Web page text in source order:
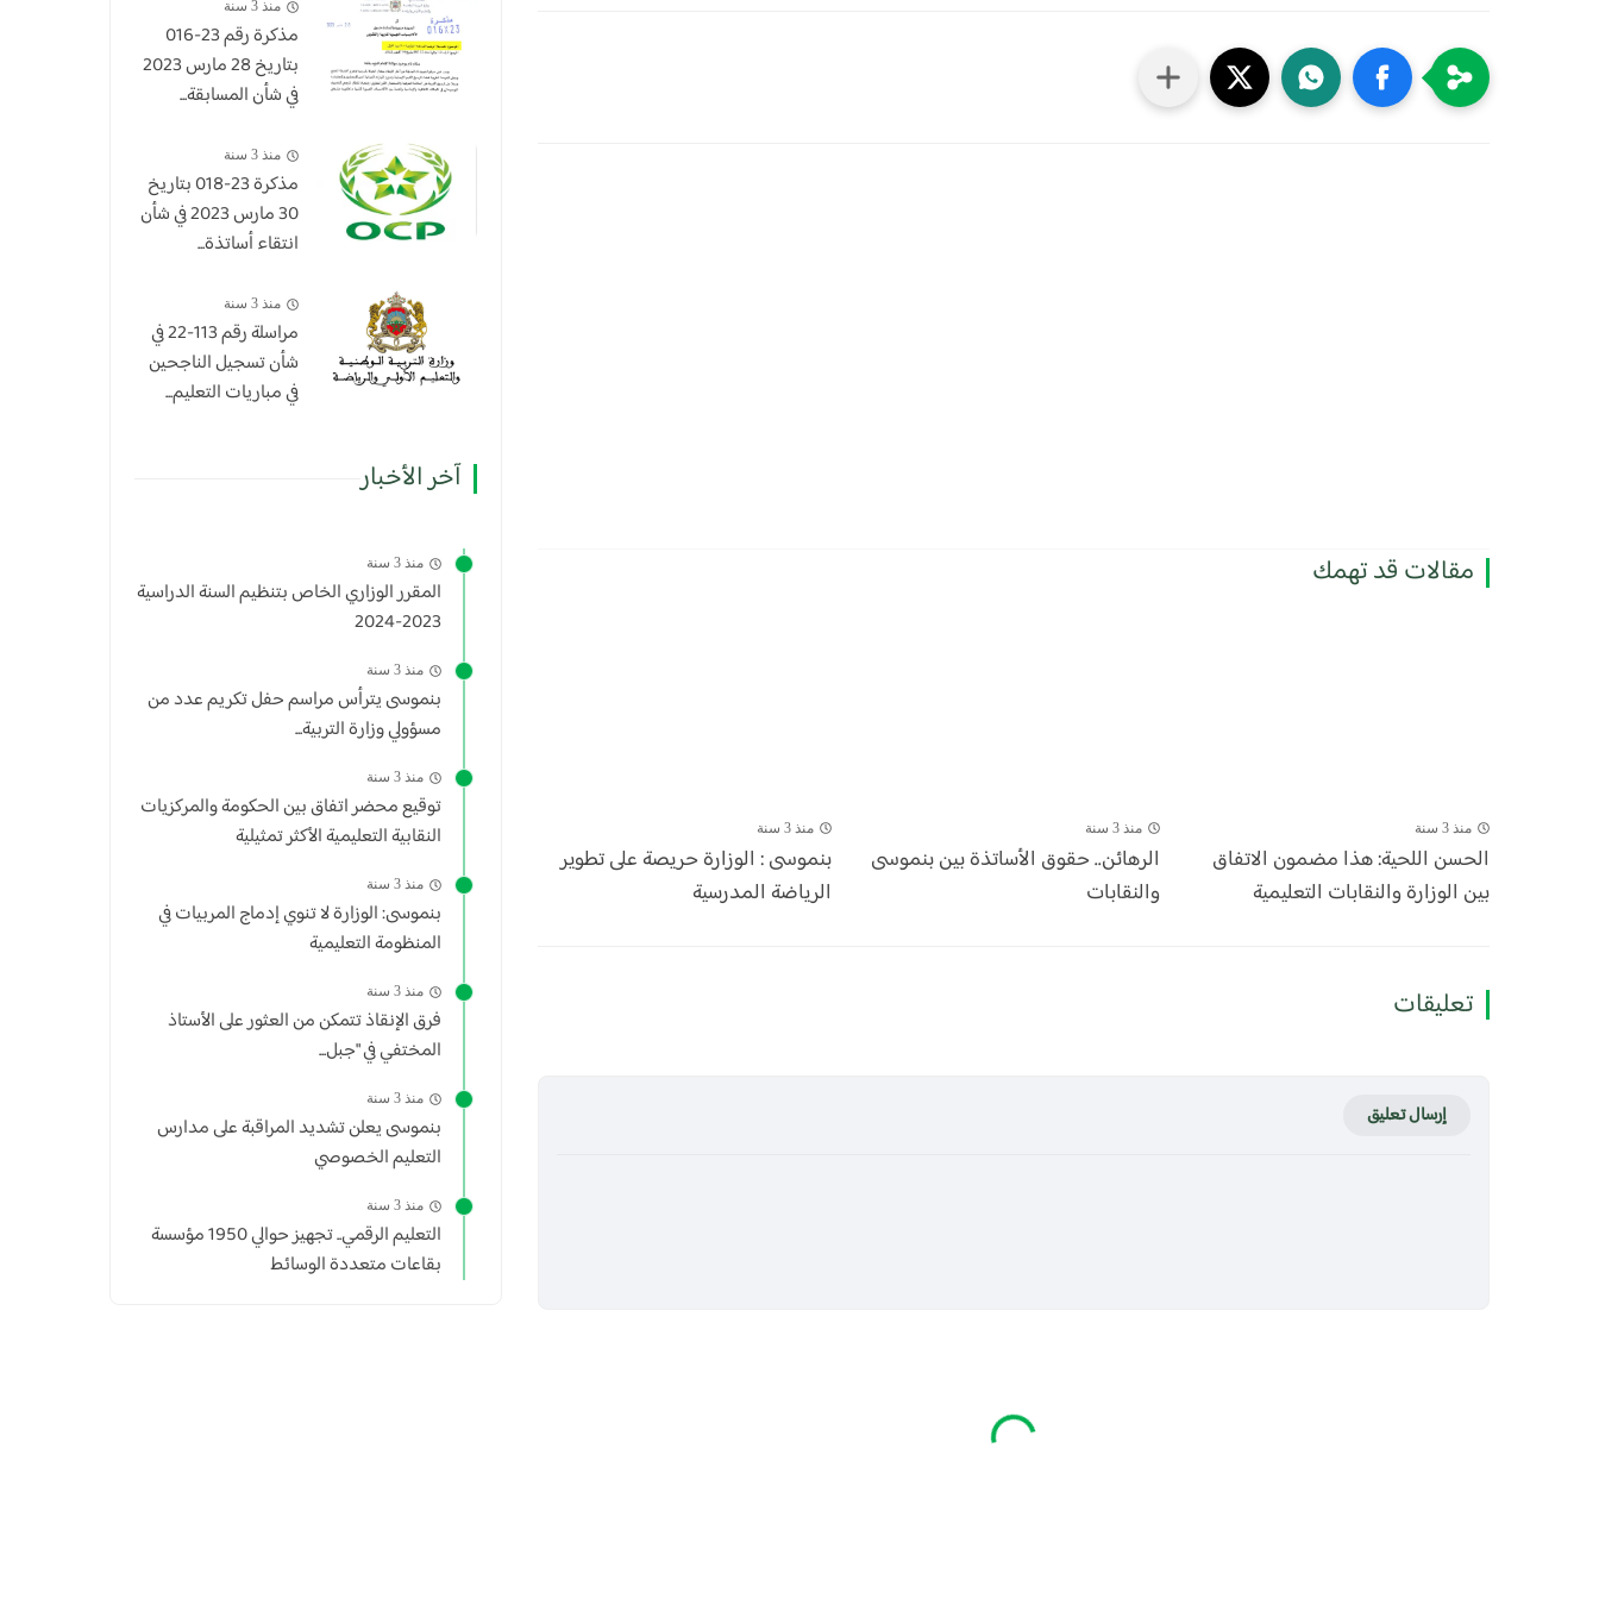
مقالات قد تهمك
منذ 3 سنة
الحسن اللحية: هذا مضمون الاتفاق
بين الوزارة والنقابات التعليمية
منذ 3 سنة
الرهائن.. حقوق الأساتذة بين بنموسى
والنقابات
منذ 3 سنة
بنموسى : الوزارة حريصة على تطوير
الرياضة المدرسية
تعليقات
إرسال تعليق
منذ 3 سنة
مذكرة رقم 23-016
بتاريخ 28 مارس 2023
في شأن المسابقة...
منذ 3 سنة
​مذكرة 23-018 بتاريخ
30 مارس 2023 في شأن
انتقاء أساتذة...
منذ 3 سنة
مراسلة رقم 113-22 في
شأن تسجيل الناجحين
في مباريات التعليم...
آخر الأخبار
منذ 3 سنة
المقرر الوزاري الخاص بتنظيم السنة الدراسية
2023-2024
منذ 3 سنة
بنموسى يترأس مراسم حفل تكريم عدد من
مسؤولي وزارة التربية...
منذ 3 سنة
توقيع محضر اتفاق بين الحكومة والمركزيات
النقابية التعليمية الأكثر تمثيلية
منذ 3 سنة
بنموسى: الوزارة لا تنوي إدماج المربيات في
المنظومة التعليمية
منذ 3 سنة
فرق الإنقاذ تتمكن من العثور على الأستاذ
المختفي في "جبل...
منذ 3 سنة
بنموسى يعلن تشديد المراقبة على مدارس
التعليم الخصوصي
منذ 3 سنة
التعليم الرقمي.. تجهيز حوالي 1950 مؤسسة
بقاعات متعددة الوسائط